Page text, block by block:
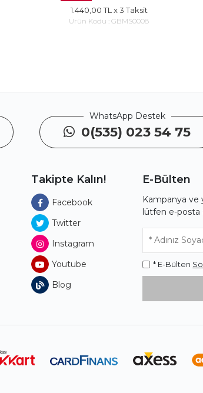
1.440,00 TL x 3 Taksit
Ürün Kodu : GBMS0008
WhatsApp Destek
0(535) 023 54 75
Takipte Kalın!
Facebook
Twitter
Instagram
Youtube
Blog
E-Bülten
Kampanya ve
lütfen e-posta
* E-Bülten